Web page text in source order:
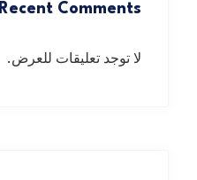
Recent Comments
لا توجد تعليقات للعرض.